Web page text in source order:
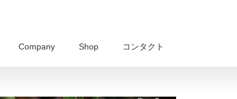
Company Shop コンタクト